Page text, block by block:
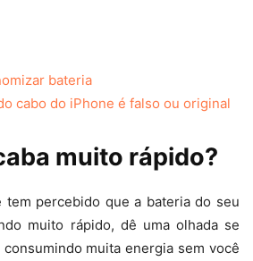
bateria
cabo do iPhone é falso ou original
muito rápido?
tem percebido que a bateria do seu
muito rápido, dê uma olhada se
muita energia sem você